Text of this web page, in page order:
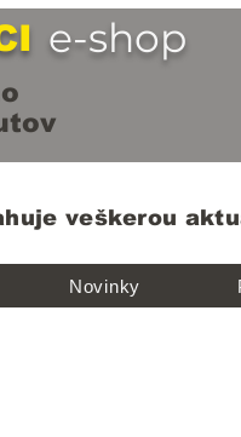
e-shop
veškerou
Novinky